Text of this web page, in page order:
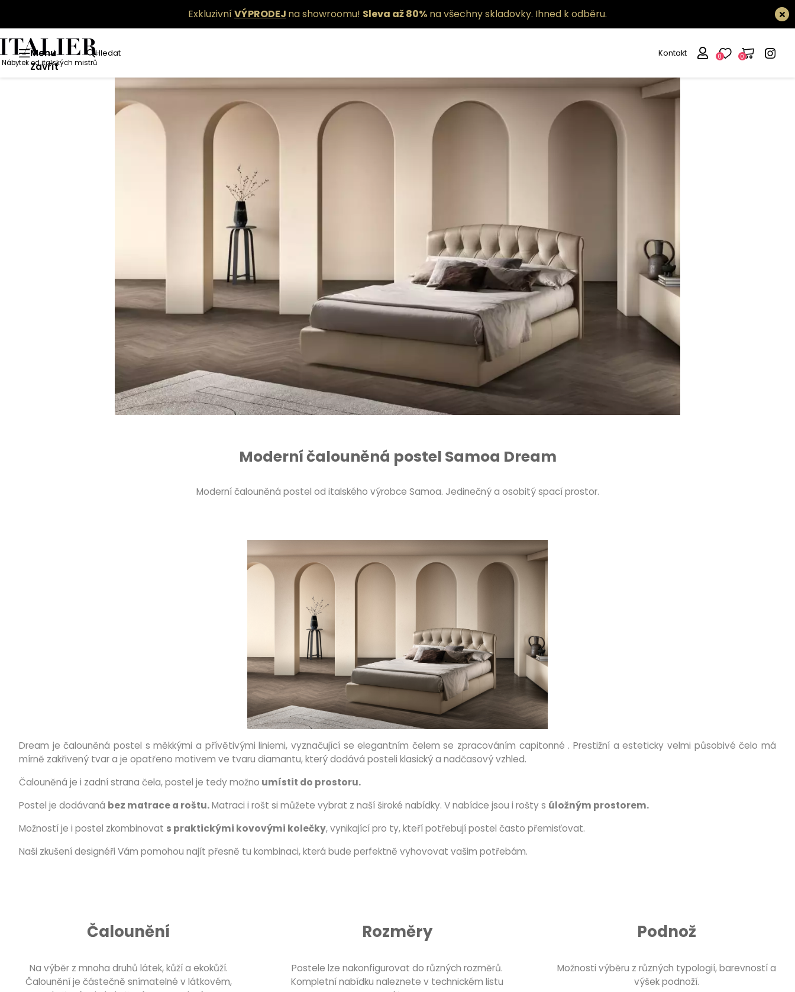
ExkluzivníVÝPRODEJ na showroomu! Sleva až 80% na všechny skladovky. Ihned k odběru.
Menu
Zavřít
Hledat
Nábytek od italských mistrů
Kontakt 0 0
Moderní čalouněná postel Samoa Dream
Moderní čalouněná postel od italského výrobce Samoa. Jedinečný a osobitý spací prostor.
Dream je čalouněná postel s měkkými a přívětivými liniemi, vyznačující se elegantním čelem se zpracováním capitonné . Prestižní a esteticky velmi působivé čelo má
mírně zakřivený tvar a je opatřeno motivem ve tvaru diamantu, který dodává posteli klasický a nadčasový vzhled.
Čalouněná je i zadní strana čela, postel je tedy možno umístit do prostoru.
Postel je dodávaná bez matrace a roštu.Matraci i rošt si můžete vybrat z naší široké nabídky. V nabídce jsou i rošty s úložným prostorem.
Možností je i postel zkombinovat s praktickými kovovými kolečky, vynikající pro ty, kteří potřebují postel často přemisťovat.
Naši zkušení designéři Vám pomohou najít přesně tu kombinaci, která bude perfektně vyhovovat vašim potřebám.
Čalounění
Na výběr z mnoha druhů látek, kůží a ekokůží.
Čalounění je částečně snímatelné v látkovém,
Rozměry
Postele lze nakonfigurovat do různých rozměrů.
Kompletní nabídku naleznete v technickém listu
Podnož
Možnosti výběru z různých typologií, barevností a
výšek podnoží.